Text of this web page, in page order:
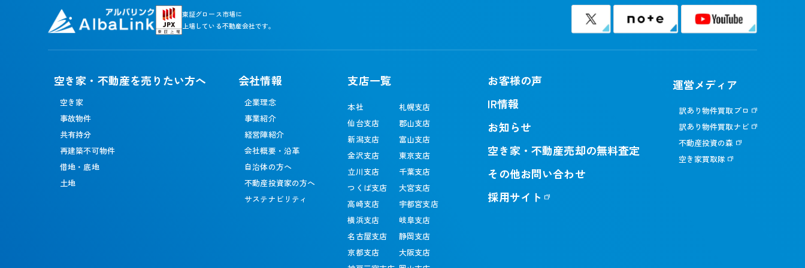
東証グロース市場に
上場している不動産会社です。
空き家・不動産を売りたい方へ
空き家
事故物件
共有持分
再建築不可物件
借地・底地
土地
会社情報
企業理念
事業紹介
経営陣紹介
会社概要・沿革
自治体の方へ
不動産投資家の方へ
サステナビリティ
支店一覧
本社
札幌支店
仙台支店
郡山支店
新潟支店
富山支店
金沢支店
東京支店
立川支店
千葉支店
つくば支店
大宮支店
高崎支店
宇都宮支店
横浜支店
岐阜支店
名古屋支店
静岡支店
京都支店
大阪支店
お客様の声
IR情報
お知らせ
空き家・不動産売却の無料査定
その他お問い合わせ
採用サイト
運営メディア
訳あり物件買取プロ
訳あり物件買取ナビ
不動産投資の森
空き家買取隊